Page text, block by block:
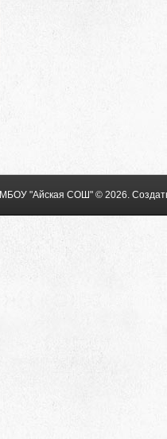
МБОУ "Айская СОШ" © 2026.